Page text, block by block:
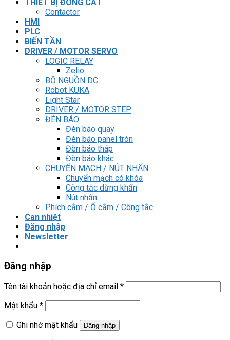
THIẾT BỊ ĐÓNG CẮT
Contactor
HMI
PLC
BIẾN TẦN
DRIVER / MOTOR SERVO
LOGIC RELAY
Zelio
BỘ NGUỒN DC
Robot KUKA
Light Star
DRIVER / MOTOR STEP
ĐÈN BÁO
Đèn báo quay
Đèn báo panel tròn
Đèn báo tháp
Đèn báo khác
CHUYỂN MẠCH / NÚT NHẤN
Chuyển mạch có khóa
Công tắc dừng khẩn
Nút nhấn
Phích cắm / Ổ cắm / Công tắc
Can nhiệt
Đăng nhập
Newsletter
Đăng nhập
Tên tài khoản hoặc địa chỉ email *
Mật khẩu *
Ghi nhớ mật khẩu
Đăng nhập